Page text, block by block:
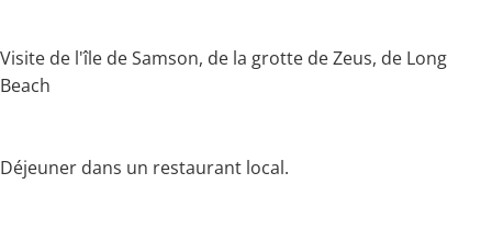
Visite de l'île de Samson, de la grotte de Zeus, de Long
Beach
Déjeuner dans un restaurant local.